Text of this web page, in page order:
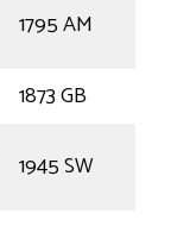
1795 AM
1873 GB
1945 SW